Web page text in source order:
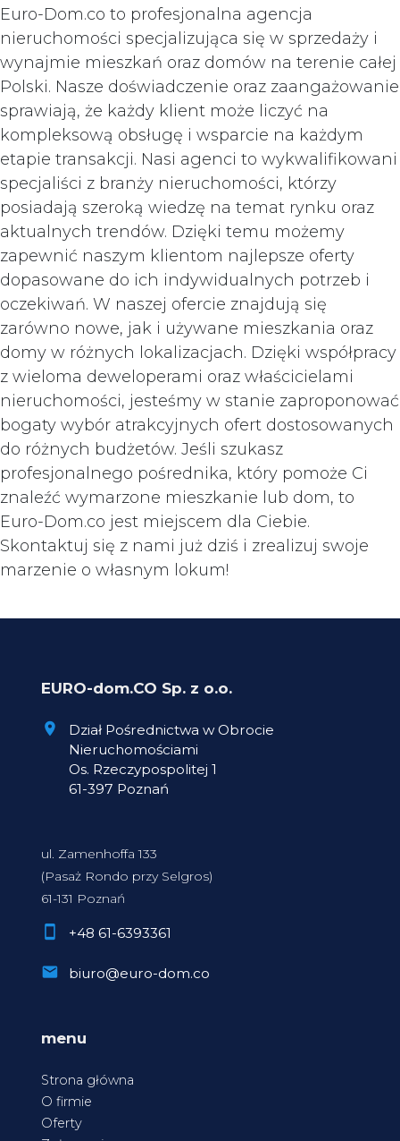
Euro-Dom.co to profesjonalna agencja
nieruchomości specjalizująca się w sprzedaży i
wynajmie mieszkań oraz domów na terenie całej
Polski. Nasze doświadczenie oraz zaangażowanie
sprawiają, że każdy klient może liczyć na
kompleksową obsługę i wsparcie na każdym
etapie transakcji. Nasi agenci to wykwalifikowani
specjaliści z branży nieruchomości, którzy
posiadają szeroką wiedzę na temat rynku oraz
aktualnych trendów. Dzięki temu możemy
zapewnić naszym klientom najlepsze oferty
dopasowane do ich indywidualnych potrzeb i
oczekiwań. W naszej ofercie znajdują się
zarówno nowe, jak i używane mieszkania oraz
domy w różnych lokalizacjach. Dzięki współpracy
z wieloma deweloperami oraz właścicielami
nieruchomości, jesteśmy w stanie zaproponować
bogaty wybór atrakcyjnych ofert dostosowanych
do różnych budżetów. Jeśli szukasz
profesjonalnego pośrednika, który pomoże Ci
znaleźć wymarzone mieszkanie lub dom, to
Euro-Dom.co jest miejscem dla Ciebie.
Skontaktuj się z nami już dziś i zrealizuj swoje
marzenie o własnym lokum!
EURO-dom.CO Sp. z o.o.
Dział Pośrednictwa w Obrocie
Nieruchomościami
Os. Rzeczypospolitej 1
61-397 Poznań
ul. Zamenhoffa 133
(Pasaż Rondo przy Selgros)
61-131 Poznań
+48 61-6393361
biuro@euro-dom.co
menu
Strona główna
O firmie
Oferty